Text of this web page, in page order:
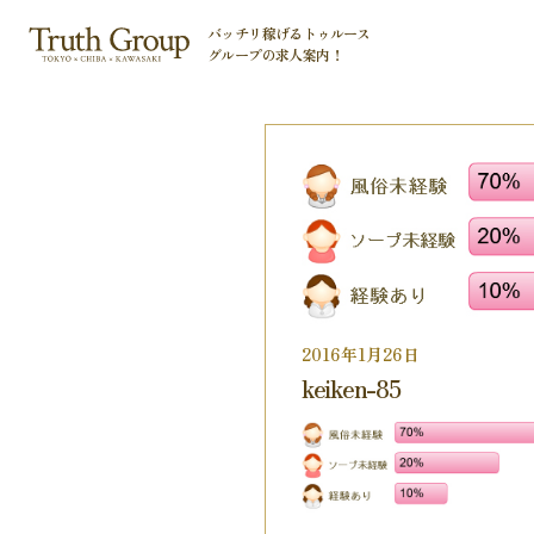
バッチリ稼げるトゥルース
グループの求人案内！
2016年1月26日
keiken-85